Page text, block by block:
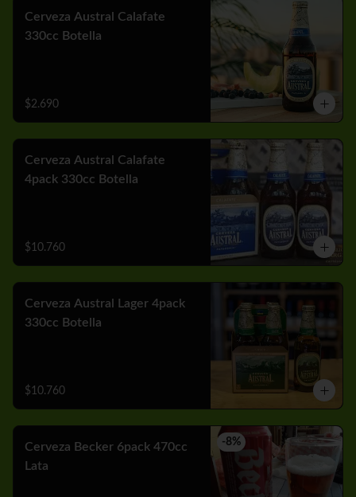
Cerveza Austral Calafate
330cc Botella
$2.690
Cerveza Austral Calafate
4pack 330cc Botella
$10.760
Cerveza Austral Lager 4pack
330cc Botella
$10.760
-8%
Cerveza Becker 6pack 470cc
Lata